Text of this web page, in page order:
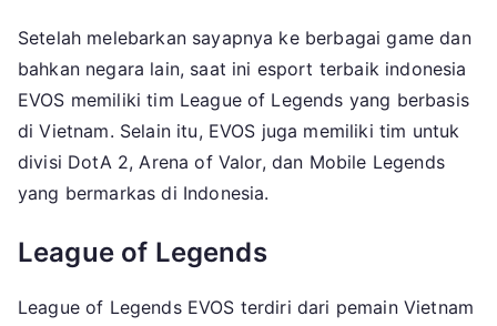
Setelah melebarkan sayapnya ke berbagai game dan
bahkan negara lain, saat ini esport terbaik indonesia
EVOS memiliki tim League of Legends yang berbasis
di Vietnam. Selain itu, EVOS juga memiliki tim untuk
divisi DotA 2, Arena of Valor, dan Mobile Legends
yang bermarkas di Indonesia.
League of Legends
League of Legends EVOS terdiri dari pemain Vietnam